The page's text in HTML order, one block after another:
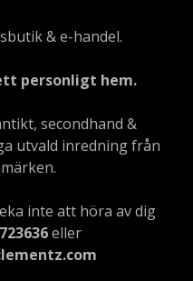
& e-handel.
personligt hem.
secondhand &
utvald inredning från
inte att höra av dig
eller